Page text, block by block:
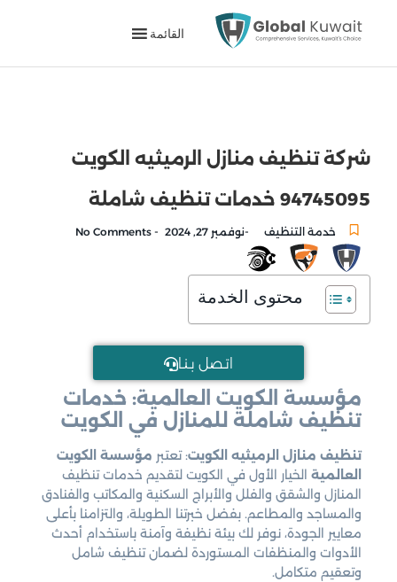
القائمة
شركة تنظيف منازل الرميثيه الكويت
94745095 خدمات تنظيف شاملة
خدمة التنظيف -نوفمبر 27, 2024 -
محتوى الخدمة
اتـصل بـنـا
مؤسسة الكويت العالمية: خدمات
تنظيف شاملة للمنازل في الكويت
تنظيف منازل الرميثيه الكويت: تعتبر مؤسسة الكويت
العالمية الخيار الأول في الكويت لتقديم خدمات تنظيف
المنازل والشقق والفلل والأبراج السكنية والمكاتب والفنادق
والمساجد والمطاعم. بفضل خبرتنا الطويلة، والتزامنا بأعلى
معايير الجودة، نوفر لك بيئة نظيفة وآمنة باستخدام أحدث
الأدوات والمنظفات المستوردة لضمان تنظيف شامل
وتعقيم متكامل.